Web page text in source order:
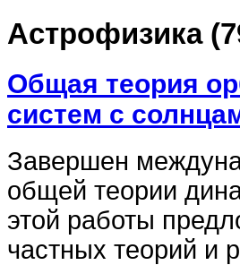
Астрофизика
Общая теория
систем с
Завершен
общей теории
этой работы
частных теорий и